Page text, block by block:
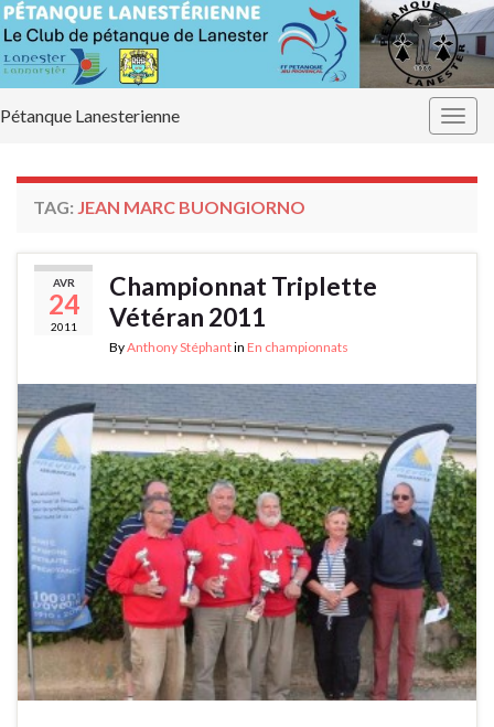
Pétanque Lanesterienne
TAG: JEAN MARC BUONGIORNO
AVR
24
2011
Championnat Triplette
Vétéran 2011
ByAnthony Stéphantin En championnats